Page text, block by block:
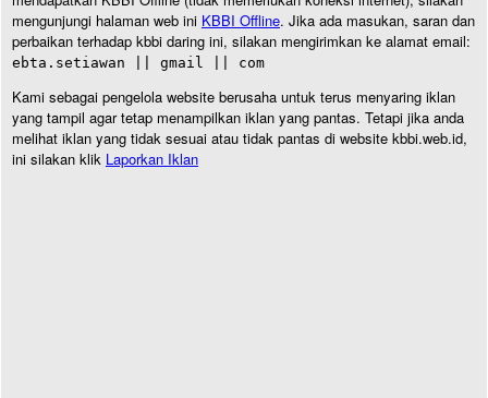
mengunjungi halaman web ini KBBI Offline. Jika ada masukan, saran dan
perbaikan terhadap kbbi daring ini, silakan mengirimkan ke alamat email:
ebta.setiawan || gmail || com
Kami sebagai pengelola website berusaha untuk terus menyaring iklan
yang tampil agar tetap menampilkan iklan yang pantas. Tetapi jika anda
melihat iklan yang tidak sesuai atau tidak pantas di website kbbi.web.id,
ini silakan klik Laporkan Iklan